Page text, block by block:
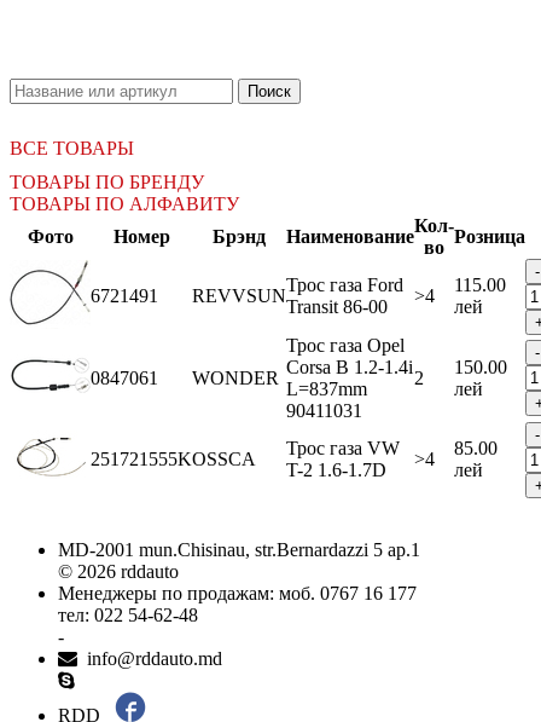
ВСЕ ТОВАРЫ
ТОВАРЫ ПО БРЕНДУ
ТОВАРЫ ПО АЛФАВИТУ
Фото
Номер Брэнд Наименование
Кол-
во
Розница
6721491 REVVSUN
Трос газа Ford
Transit 86-00
>4
115.00
лей
0847061 WONDER
Трос газа Opel
Corsa B 1.2-1.4i
L=837mm
90411031
2
150.00
лей
251721555KOSSCA
Трос газа VW
T-2 1.6-1.7D
>4
85.00
лей
MD-2001 mun.Chisinau, str.Bernardazzi 5 ap.1
© 2026 rddauto
Менеджеры по продажам: моб. 0767 16 177
тел: 022 54-62-48
-
info@rddauto.md
RDD